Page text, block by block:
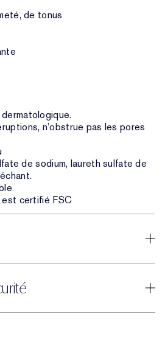
de tonus
n’obstrue pas les pores
de sodium, laureth sulfate de
est certifié FSC